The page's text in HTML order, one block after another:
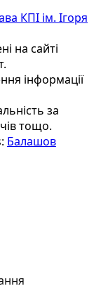
КПІ ім. Ігоря
на сайті
інформації
за
тощо.
Балашов